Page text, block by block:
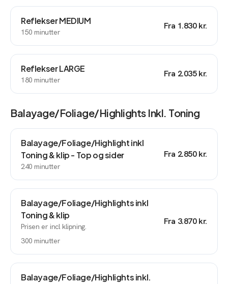
Reflekser MEDIUM
150 minutter
Fra 1.830 kr.
Reflekser LARGE
180 minutter
Fra 2.035 kr.
Balayage/foliage/highlights Inkl. Toning
Balayage/Foliage/Highlight inkl
Toning & klip - Top og sider
240 minutter
Fra 2.850 kr.
Balayage/Foliage/Highlights inkl
Toning & klip
Prisen er incl klipning.
300 minutter
Fra 3.870 kr.
Balayage/Foliage/Highlights inkl.